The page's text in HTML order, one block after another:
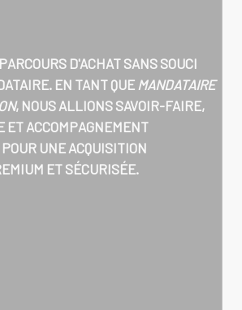
D'ACHAT SANS SOUCI
EN TANT QUE MANDATAIRE
, NOUS ALLIONS SAVOIR-FAIRE,
ET ACCOMPAGNEMENT
UNE ACQUISITION
ET SÉCURISÉE.